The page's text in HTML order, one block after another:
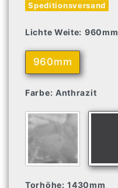
Speditionsversand
Lichte Weite: 960mm
960mm
Farbe: Anthrazit
Torhöhe: 1430mm